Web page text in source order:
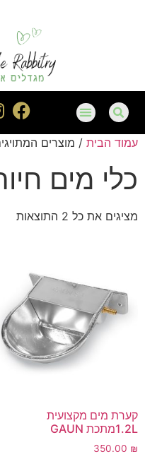
אנטר
לעבור
לאזור
מרכזי
עמוד הבית / מוצרים
כלי מים
מציגים את כל ⁦2⁩ התוצאות
קערת מים מקצועית
1.2Lמתכת GAUN
350.00 ₪